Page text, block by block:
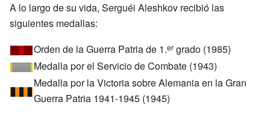
A lo largo de su vida, Serguéi Aleshkov recibió las
siguientes medallas:
Orden de la Guerra Patria de 1.er grado (1985)
Medalla por el Servicio de Combate (1943)
Medalla por la Victoria sobre Alemania en la Gran
Guerra Patria 1941-1945 (1945)